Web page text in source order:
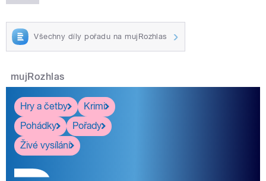
Všechny díly pořadu na mujRozhlas
mujRozhlas
Hry a četby
Krimi
Pohádky
Pořady
Živé vysílání